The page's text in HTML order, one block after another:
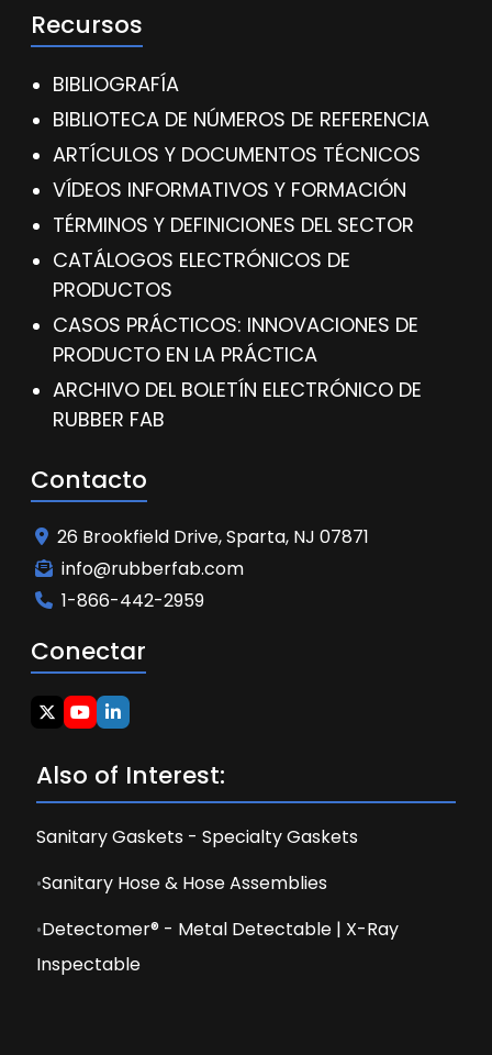
Recursos
BIBLIOGRAFÍA
BIBLIOTECA DE NÚMEROS DE REFERENCIA
ARTÍCULOS Y DOCUMENTOS TÉCNICOS
VÍDEOS INFORMATIVOS Y FORMACIÓN
TÉRMINOS Y DEFINICIONES DEL SECTOR
CATÁLOGOS ELECTRÓNICOS DE
PRODUCTOS
CASOS PRÁCTICOS: INNOVACIONES DE
PRODUCTO EN LA PRÁCTICA
ARCHIVO DEL BOLETÍN ELECTRÓNICO DE
RUBBER FAB
Contacto
26 Brookfield Drive, Sparta, NJ 07871
info@rubberfab.com
1-866-442-2959
Conectar
Also of Interest:
Sanitary Gaskets - Specialty Gaskets
Sanitary Hose & Hose Assemblies
Detectomer® - Metal Detectable | X-Ray
Inspectable